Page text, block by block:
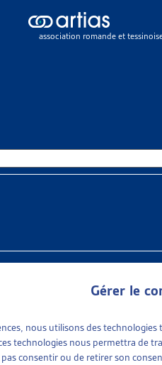
Gérer le
nous utilisons des
technologies nous permettra de
consentir ou de retirer son
association romande et
>Objets en cours
EN COURS
»Objets en cours